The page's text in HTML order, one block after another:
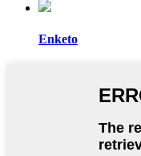
Enketo